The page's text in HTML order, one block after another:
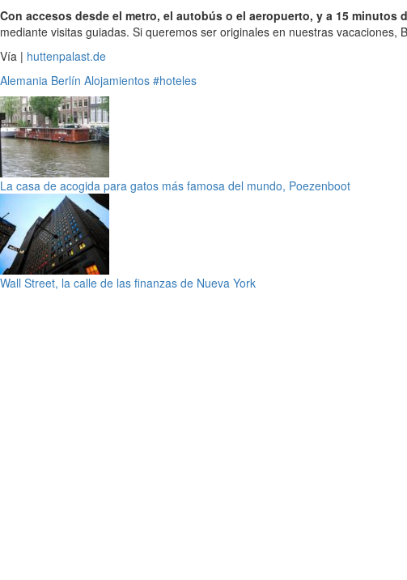
Con accesos desde el metro, el autobús o el aeropuerto, y a 15 minutos
mediante visitas guiadas. Si queremos ser originales en nuestras
Vía | huttenpalast.de
Alemania Berlín Alojamientos #hoteles
La casa de acogida para gatos más famosa del mundo, Poezenboot
Wall Street, la calle de las finanzas de Nueva York